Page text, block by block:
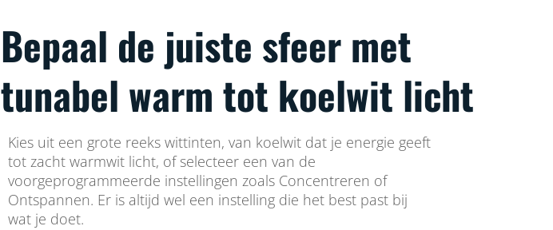
Bepaal de juiste sfeer met
tunabel warm tot koelwit licht
Kies uit een grote reeks wittinten, van koelwit dat je energie geeft
tot zacht warmwit licht, of selecteer een van de
voorgeprogrammeerde instellingen zoals Concentreren of
Ontspannen. Er is altijd wel een instelling die het best past bij
wat je doet.